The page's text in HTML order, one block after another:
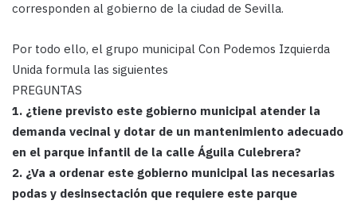
corresponden al gobierno de la ciudad de Sevilla.
Por todo ello, el grupo municipal Con Podemos Izquierda
Unida formula las siguientes
PREGUNTAS
1. ¿tiene previsto este gobierno municipal atender la
demanda vecinal y dotar de un mantenimiento adecuado
en el parque infantil de la calle Águila Culebrera?
2. ¿Va a ordenar este gobierno municipal las necesarias
podas y desinsectación que requiere este parque